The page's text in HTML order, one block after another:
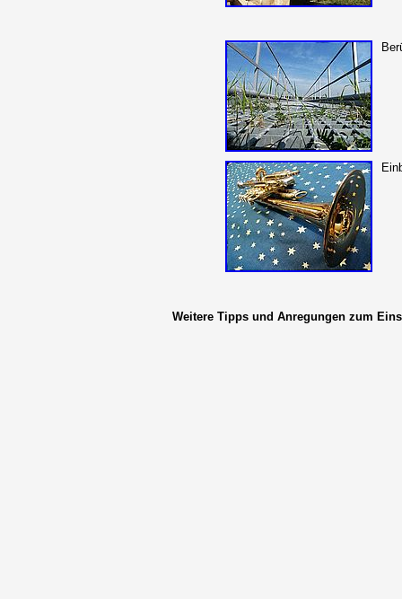
Weitere Tipps und Anregungen zum